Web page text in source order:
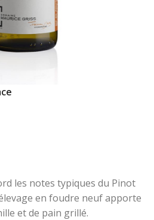
les notes typiques du Pinot
en foudre neuf apporte
et de pain grillé.